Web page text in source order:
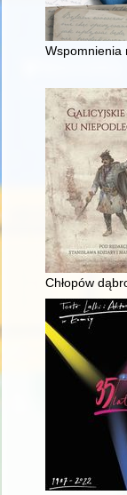
Wspomnienia
Chłopów